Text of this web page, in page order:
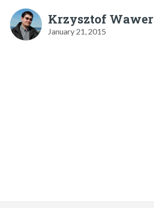
Krzysztof Wawer
January 21, 2015